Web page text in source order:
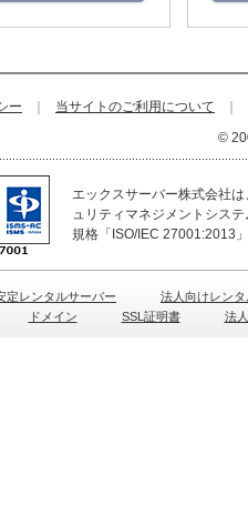
ー 当サイトのご利用について
©
エックスサーバー株式会社
ュリティマネジメントシス
規格「ISO/IEC 27001:2013
定レンタルサーバー
法人向けレン
ドメイン
SSL証明書 法